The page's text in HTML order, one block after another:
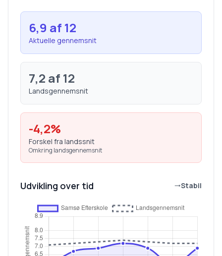
6,9 af 12
Aktuelle gennemsnit
7,2 af 12
Landsgennemsnit
-4,2%
Forskel fra landssnit
Omkring landsgennemsnit
Udvikling over tid Stabil